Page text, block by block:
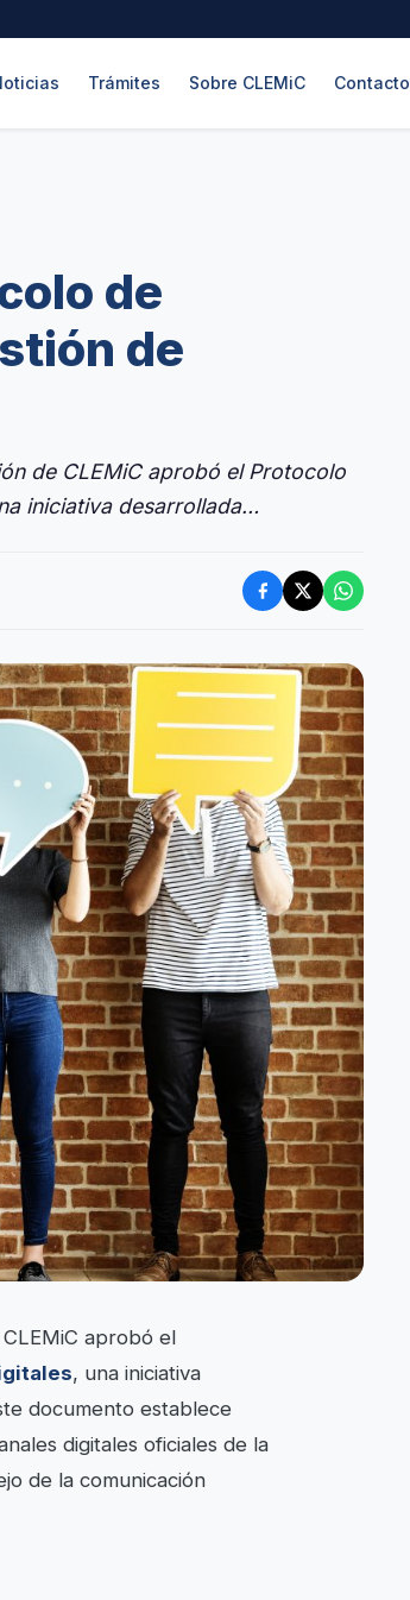
Trámites Sobre CLEMiC Contacto
de
de
de CLEMiC aprobó el Protocolo
iniciativa desarrollada…
aprobó el
, una iniciativa
documento establece
digitales oficiales de la
de la comunicación